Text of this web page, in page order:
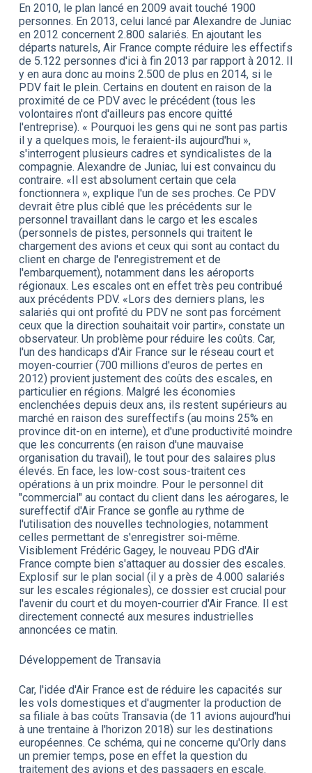
En 2010, le plan lancé en 2009 avait touché 1900
personnes. En 2013, celui lancé par Alexandre de Juniac
en 2012 concernent 2.800 salariés. En ajoutant les
départs naturels, Air France compte réduire les effectifs
de 5.122 personnes d'ici à fin 2013 par rapport à 2012. Il
y en aura donc au moins 2.500 de plus en 2014, si le
PDV fait le plein. Certains en doutent en raison de la
proximité de ce PDV avec le précédent (tous les
volontaires n'ont d'ailleurs pas encore quitté
l'entreprise). « Pourquoi les gens qui ne sont pas partis
il y a quelques mois, le feraient-ils aujourd'hui »,
s'interrogent plusieurs cadres et syndicalistes de la
compagnie. Alexandre de Juniac, lui est convaincu du
contraire. «Il est absolument certain que cela
fonctionnera », explique l'un de ses proches. Ce PDV
devrait être plus ciblé que les précédents sur le
personnel travaillant dans le cargo et les escales
(personnels de pistes, personnels qui traitent le
chargement des avions et ceux qui sont au contact du
client en charge de l'enregistrement et de
l'embarquement), notamment dans les aéroports
régionaux. Les escales ont en effet très peu contribué
aux précédents PDV. «Lors des derniers plans, les
salariés qui ont profité du PDV ne sont pas forcément
ceux que la direction souhaitait voir partir», constate un
observateur. Un problème pour réduire les coûts. Car,
l'un des handicaps d'Air France sur le réseau court et
moyen-courrier (700 millions d'euros de pertes en
2012) provient justement des coûts des escales, en
particulier en régions. Malgré les économies
enclenchées depuis deux ans, ils restent supérieurs au
marché en raison des sureffectifs (au moins 25% en
province dit-on en interne), et d'une productivité moindre
que les concurrents (en raison d'une mauvaise
organisation du travail), le tout pour des salaires plus
élevés. En face, les low-cost sous-traitent ces
opérations à un prix moindre. Pour le personnel dit
"commercial" au contact du client dans les aérogares, le
sureffectif d'Air France se gonfle au rythme de
l'utilisation des nouvelles technologies, notamment
celles permettant de s'enregistrer soi-même.
Visiblement Frédéric Gagey, le nouveau PDG d'Air
France compte bien s'attaquer au dossier des escales.
Explosif sur le plan social (il y a près de 4.000 salariés
sur les escales régionales), ce dossier est crucial pour
l'avenir du court et du moyen-courrier d'Air France. Il est
directement connecté aux mesures industrielles
annoncées ce matin.
Développement de Transavia
Car, l'idée d'Air France est de réduire les capacités sur
les vols domestiques et d'augmenter la production de
sa filiale à bas coûts Transavia (de 11 avions aujourd'hui
à une trentaine à l'horizon 2018) sur les destinations
européennes. Ce schéma, qui ne concerne qu'Orly dans
un premier temps, pose en effet la question du
traitement des avions et des passagers en escale.